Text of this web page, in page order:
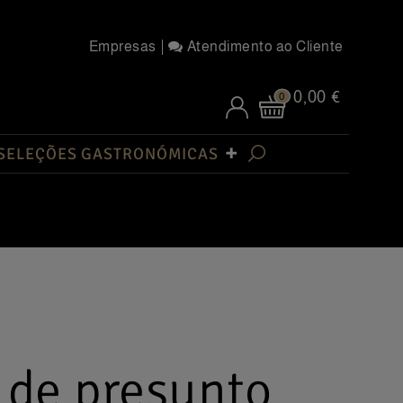
Empresas Atendimento ao Cliente
0 0,00 €
GASTRONÓMICAS